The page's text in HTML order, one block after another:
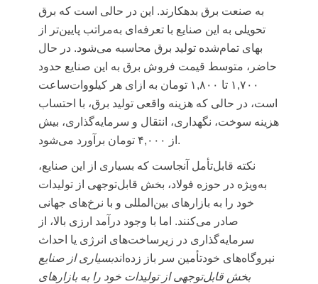
به صنعت برق بدهکارند. این در حالی است که برق
تحویلی به این صنایع با تعرفه‌ای به‌مراتب پایین‌تر از
بهای تمام‌شده تولید برق محاسبه می‌شود. در حال
حاضر، متوسط قیمت فروش برق به این صنایع حدود
۱,۷۰۰ تا ۱,۸۰۰ تومان به ازای هر کیلووات‌ساعت
است، در حالی که هزینه واقعی تولید برق، با احتساب
هزینه سوخت، نگهداری، انتقال و سرمایه‌گذاری، بیش
از ۴,۰۰۰ تومان برآورد می‌شود.
نکته قابل‌تأمل آنجاست که بسیاری از این صنایع،
به‌ویژه در حوزه فولاد، بخش قابل‌توجهی از تولیدات
خود را به بازارهای بین‌المللی و با نرخ‌های جهانی
صادر می‌کنند. اما با وجود درآمد ارزی بالا، از
سرمایه‌گذاری در زیرساخت‌های انرژی یا احداث
نیروگاه‌های خودتأمین سر باز زده‌اندبسیاری از صنایع
بخش قابل‌توجهی از تولیدات خود را به بازارهای